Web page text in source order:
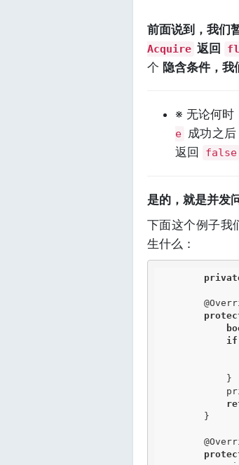
前面说到，我们
Acquire 返回
个 隐含条件，我
※ 无论何时
e 成功之
返回
false
是的，就是并发
下面这个例子我
生什么：
if